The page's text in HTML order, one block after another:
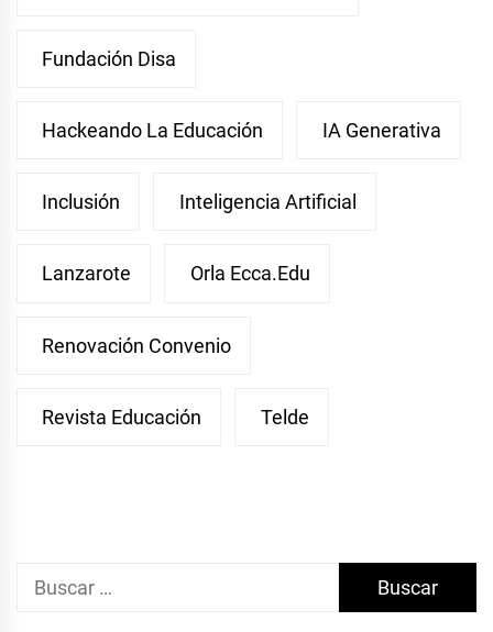
Fundación Disa
Hackeando La Educación IA Generativa
Inclusión Inteligencia Artificial
Lanzarote Orla Ecca.edu
Renovación Convenio
Revista Educación Telde
Buscar: